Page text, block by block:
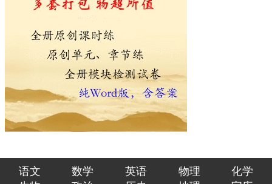
语文 数学 英语 物理
化学